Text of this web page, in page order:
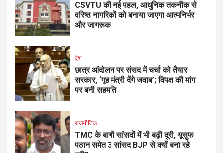
CSVTU की नई पहल, आधुनिक तकनीक से
वरिष्ठ नागरिकों को बनाया जाएगा आत्मनिर्भर
और जागरूक
देश
छात्र आंदोलन पर संसद में चर्चा को तैयार
सरकार, ‘गृह मंत्री देंगे जवाब’; विपक्ष की मांग
पर बनी सहमति
राजनीतिक
TMC के बागी सांसदों में भी बढ़ी दूरी, यूसुफ
पठान समेत 3 सांसद BJP से क्यों बना रहे